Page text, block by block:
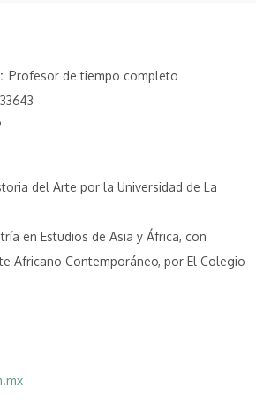
Profesor de tiempo completo
33643
del Arte por la Universidad de La
en Estudios de Asia y África, con
Africano Contemporáneo, por El Colegio